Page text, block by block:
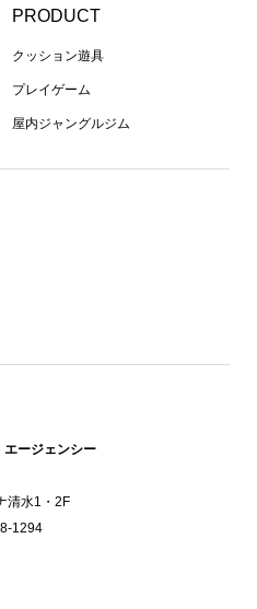
PRODUCT
クッション遊具
プレイゲーム
屋内ジャングルジム
エージェンシー
清水1・2F
1294